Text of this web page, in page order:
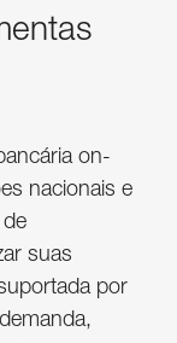
on-
nacionais e
suas
por